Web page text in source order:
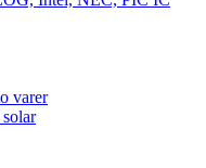
varer